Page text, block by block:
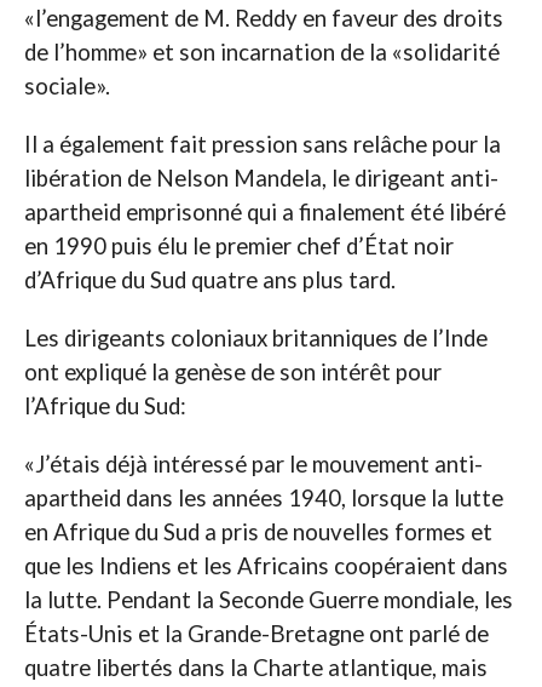
«l’engagement de M. Reddy en faveur des droits
de l’homme» et son incarnation de la «solidarité
sociale».
Il a également fait pression sans relâche pour la
libération de Nelson Mandela, le dirigeant anti-
apartheid emprisonné qui a finalement été libéré
en 1990 puis élu le premier chef d’État noir
d’Afrique du Sud quatre ans plus tard.
Les dirigeants coloniaux britanniques de l’Inde
ont expliqué la genèse de son intérêt pour
l’Afrique du Sud:
«J’étais déjà intéressé par le mouvement anti-
apartheid dans les années 1940, lorsque la lutte
en Afrique du Sud a pris de nouvelles formes et
que les Indiens et les Africains coopéraient dans
la lutte. Pendant la Seconde Guerre mondiale, les
États-Unis et la Grande-Bretagne ont parlé de
quatre libertés dans la Charte atlantique, mais